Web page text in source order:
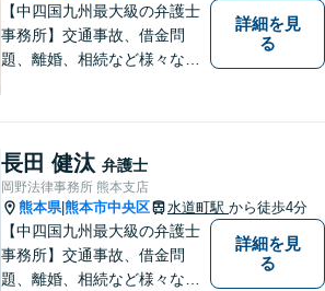
【中四国九州最大級の弁護士
事務所】交通事故、借金問
題、離婚、相続など様々な問
い！
詳細を見
る
長田 健汰 弁護士
岡野法律事務所 熊本支店
熊本県|熊本市中央区 水道町駅 から徒歩4分
【中四国九州最大級の弁護士
事務所】交通事故、借金問
題、離婚、相続など様々な問
詳細を見
る